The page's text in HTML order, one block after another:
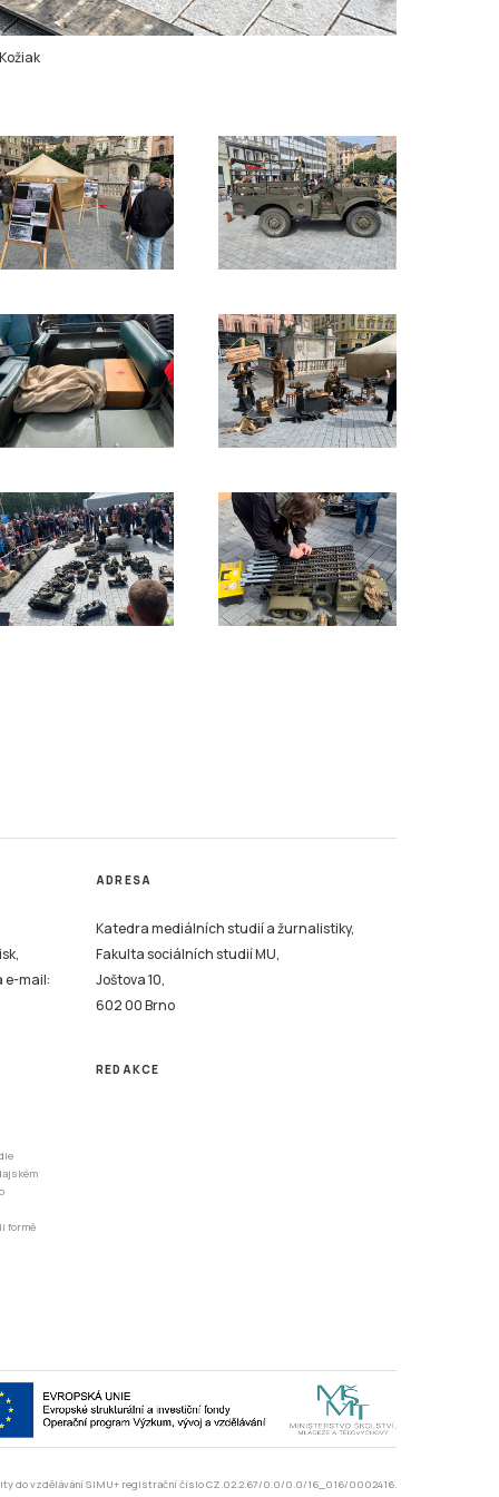
e-mail:
formě
ADRESA
Katedra mediálních studií a žurnalistiky,
Fakulta sociálních studií MU,
Joštova 10,
602 00 Brno
REDAKCE
do vzdělávání SIMU+ registrační číslo CZ.02.2.67/0.0/0.0/16_016/0002416.